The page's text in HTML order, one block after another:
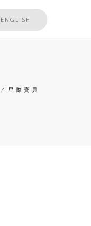
ENGLISH
/星際寶貝